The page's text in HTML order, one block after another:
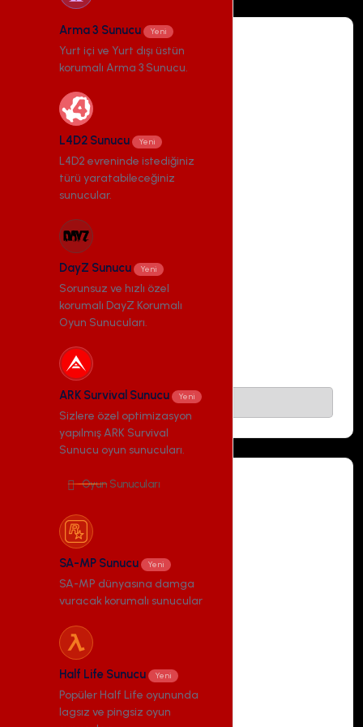
Arma 3 Sunucu Yeni
Yurt içi ve Yurt dışı üstün
korumalı Arma 3 Sunucu.
L4D2 Sunucu Yeni
L4D2 evreninde istediğiniz
türü yaratabileceğiniz
sunucular.
DayZ Sunucu Yeni
Sorunsuz ve hızlı özel
korumalı DayZ Korumalı
Oyun Sunucuları.
ARK Survival Sunucu Yeni
Sizlere özel optimizasyon
yapılmış ARK Survival
Sunucu oyun sunucuları.
Oyun Sunucuları
SA-MP Sunucu Yeni
SA-MP dünyasına damga
vuracak korumalı sunucular
Half Life Sunucu Yeni
Popüler Half Life oyununda
lagsız ve pingsiz oyun
L4D2 Sunucu - 2
355,99 ₺/ aylık
AMD Ryzen 9 5950x
8 GB DDR4 RAM
80 GB NVMe SSD Disk
DDoS Koruması
İstanbul Lokasyon
Uzak Masaüstü Erişimi
Sipariş ver
L4D2 Sunucu - 3
435,99 ₺/ aylık
8 CPU
10 GB DDR4 RAM
100 GB NVMe SSD Disk